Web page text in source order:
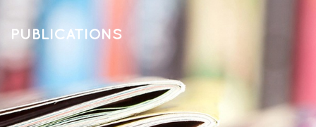
PUBLICATIONS